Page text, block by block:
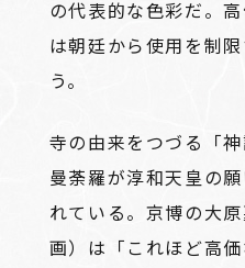
の代表的な色彩だ。
は朝廷から使用を制
う。
寺の由来をつづる「
曼荼羅が淳和天皇の
れている。京博の大
画）は「これほど高